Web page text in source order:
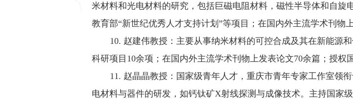
米材料和光电材料的研究，包括巨磁电阻材料，磁性半导体和自
教育部“新世纪优秀人才支持计划”等项目；在国内外主流学术刊物
10. 赵建伟教授：主要从事纳米材料的可控合成及其在新能源
科研项目10余项；在国内外主流学术刊物上发表论文70余篇；授权
11. 赵晶晶教授：国家级青年人才，重庆市青年专家工作室领
电材料与器件的研发，如钙钛矿X射线探测与成像技术。主持国家